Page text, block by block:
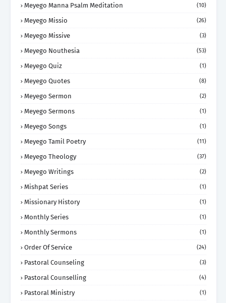
Meyego Manna Psalm Meditation (10)
Meyego Missio (26)
Meyego Missive (3)
Meyego Nouthesia (53)
Meyego Quiz (1)
Meyego Quotes (8)
Meyego Sermon (2)
Meyego Sermons (1)
Meyego Songs (1)
Meyego Tamil Poetry (11)
Meyego Theology (37)
Meyego Writings (2)
Mishpat Series (1)
Missionary History (1)
Monthly Series (1)
Monthly Sermons (1)
Order Of Service (24)
Pastoral Counseling (3)
Pastoral Counselling (4)
Pastoral Ministry (1)